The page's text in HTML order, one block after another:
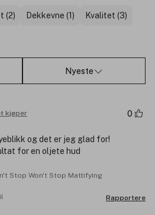
(2) Dekkevne (1) Kvalitet (3)
Nyeste
kjøper 0
og det er jeg glad for!
for en oljete hud
Stop Won't Stop Mattifying
Rapportere